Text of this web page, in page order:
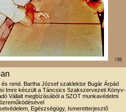
/36
és rend. Bartha József szaklektor Bugár Árpád
Imre készült a Táncsics Szakszervezeti Könyv-
Vállalt megbízásából a SZOT munkavédelmi
Egészségügy, Ismeretterjesztő